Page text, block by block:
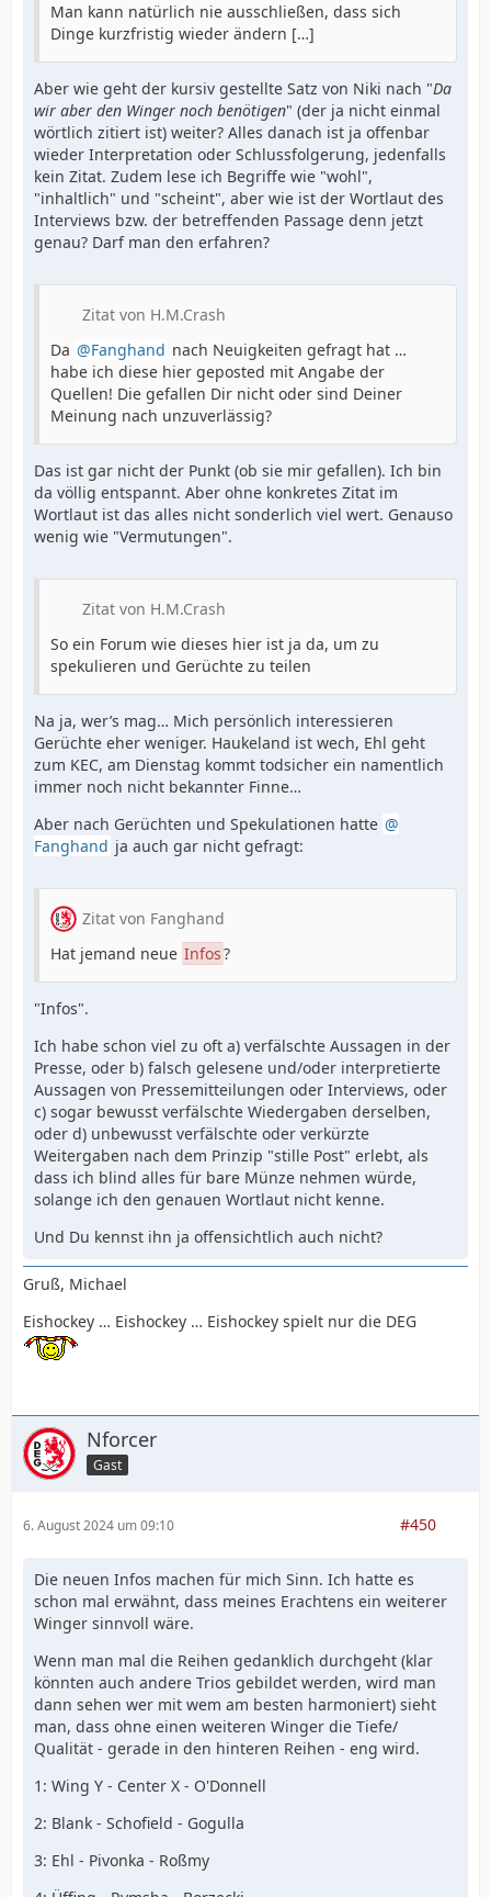
Man kann natürlich nie ausschließen, dass sich
Dinge kurzfristig wieder ändern […]
Aber wie geht der kursiv gestellte Satz von Niki nach "Da
wir aber den Winger noch benötigen" (der ja nicht einmal
wörtlich zitiert ist) weiter? Alles danach ist ja offenbar
wieder Interpretation oder Schlussfolgerung, jedenfalls
kein Zitat. Zudem lese ich Begriffe wie "wohl",
"inhaltlich" und "scheint", aber wie ist der Wortlaut des
Interviews bzw. der betreffenden Passage denn jetzt
genau? Darf man den erfahren?
Zitat von H.M.Crash
Da
Fanghand nach Neuigkeiten gefragt hat …
habe ich diese hier geposted mit Angabe der
Quellen! Die gefallen Dir nicht oder sind Deiner
Meinung nach unzuverlässig?
Das ist gar nicht der Punkt (ob sie mir gefallen). Ich bin
da völlig entspannt. Aber ohne konkretes Zitat im
Wortlaut ist das alles nicht sonderlich viel wert. Genauso
wenig wie "Vermutungen".
Zitat von H.M.Crash
So ein Forum wie dieses hier ist ja da, um zu
spekulieren und Gerüchte zu teilen
Na ja, wer’s mag… Mich persönlich interessieren
Gerüchte eher weniger. Haukeland ist wech, Ehl geht
zum KEC, am Dienstag kommt todsicher ein namentlich
immer noch nicht bekannter Finne…
Aber nach Gerüchten und Spekulationen hatte
Fanghand ja auch gar nicht gefragt:
Zitat von Fanghand
Hat jemand neue Infos?
"Infos".
Ich habe schon viel zu oft a) verfälschte Aussagen in der
Presse, oder b) falsch gelesene und/oder interpretierte
Aussagen von Pressemitteilungen oder Interviews, oder
c) sogar bewusst verfälschte Wiedergaben derselben,
oder d) unbewusst verfälschte oder verkürzte
Weitergaben nach dem Prinzip "stille Post" erlebt, als
dass ich blind alles für bare Münze nehmen würde,
solange ich den genauen Wortlaut nicht kenne.
Und Du kennst ihn ja offensichtlich auch nicht?
Gruß, Michael
Eishockey … Eishockey … Eishockey spielt nur die DEG
Nforcer
Gast
6. August 2024 um 09:10 #450
Die neuen Infos machen für mich Sinn. Ich hatte es
schon mal erwähnt, dass meines Erachtens ein weiterer
Winger sinnvoll wäre.
Wenn man mal die Reihen gedanklich durchgeht (klar
könnten auch andere Trios gebildet werden, wird man
dann sehen wer mit wem am besten harmoniert) sieht
man, dass ohne einen weiteren Winger die Tiefe/
Qualität - gerade in den hinteren Reihen - eng wird.
1: Wing Y - Center X - O'Donnell
2: Blank - Schofield - Gogulla
3: Ehl - Pivonka - Roßmy